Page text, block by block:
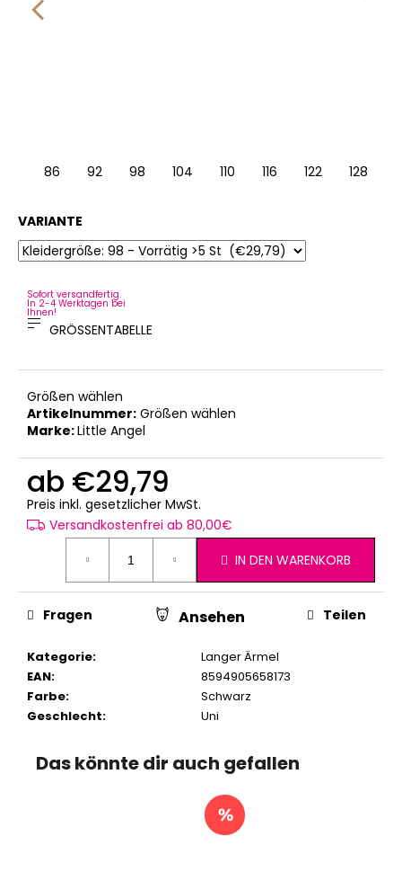
86 92 98 104 110 116 122 128
VARIANTE
Sofort versandfertig.
In 2-4 Werktagen bei
Ihnen!
GRÖSSENTABELLE
Größen wählen
Artikelnummer: Größen wählen
Marke:Little Angel
ab €29,79
Preis inkl. gesetzlicher MwSt.
Versandkostenfrei ab 80,00€
IN DEN WARENKORB
Kategorie:
Langer Ärmel
EAN:
8594905658173
Farbe:
Schwarz
Geschlecht: Uni
Fragen Ansehen Teilen
Das könnte dir auch gefallen